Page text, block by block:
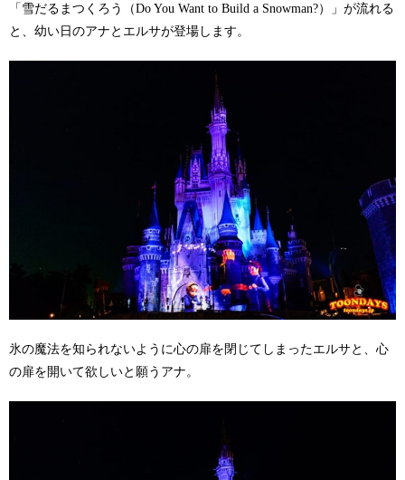
「雪だるまつくろう（Do You Want to Build a Snowman?）」が流れる
と、幼い日のアナとエルサが登場します。
氷の魔法を知られないように心の扉を閉じてしまったエルサと、心
の扉を開いて欲しいと願うアナ。